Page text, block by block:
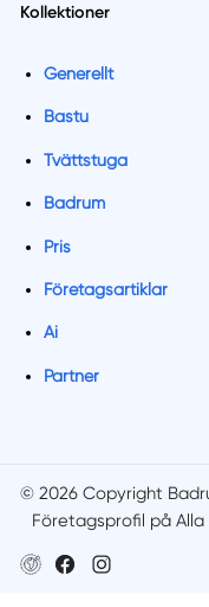
Kollektioner
Generellt
Bastu
Tvättstuga
Badrum
Pris
Företagsartiklar
Ai
Partner
© 2026 Copyright
Företagsprofil på Alla